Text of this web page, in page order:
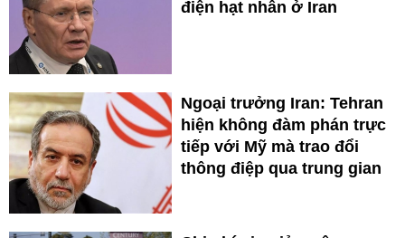
điện hạt nhân ở Iran
Ngoại trưởng Iran: Tehran
hiện không đàm phán trực
tiếp với Mỹ mà trao đổi
thông điệp qua trung gian